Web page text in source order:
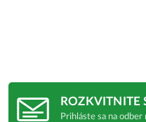
ROZKVITNITE
Prihláste sa na